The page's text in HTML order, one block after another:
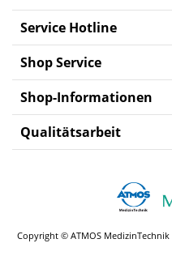
Service Hotline
Shop Service
Shop-Informationen
Qualitätsarbeit
Copyright © ATMOS